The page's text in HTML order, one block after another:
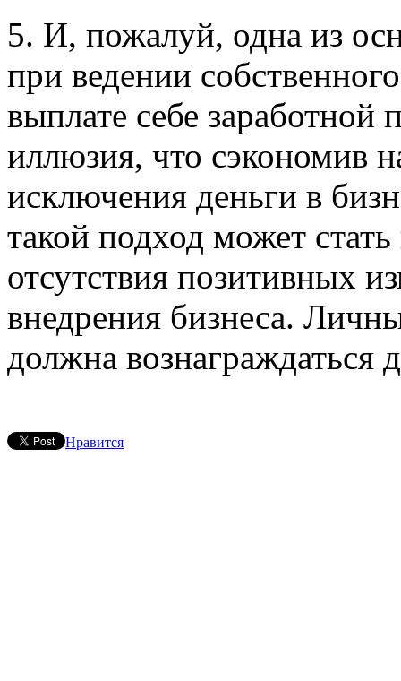
5. И, пожалуй, одна из
при ведении
выплате себе заработной
иллюзия, что сэкономив
исключения деньги в
такой подход может
отсутствия позитивных
внедрения бизнеса.
должна
Нравится